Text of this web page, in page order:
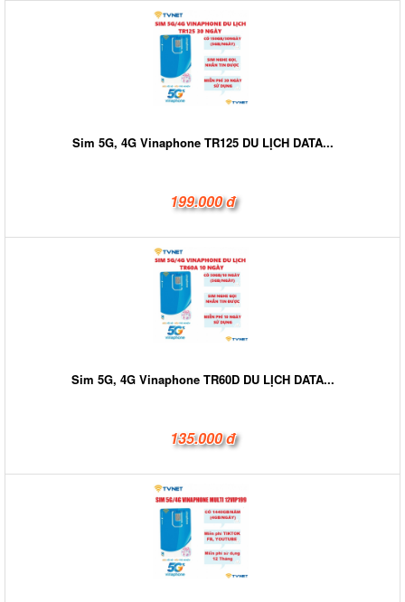
Sim 5G, 4G Vinaphone TR125 DU LỊCH DATA...
199.000 đ
Sim 5G, 4G Vinaphone TR60D DU LỊCH DATA...
135.000 đ